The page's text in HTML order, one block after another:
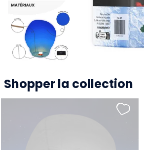
Shopper la collection